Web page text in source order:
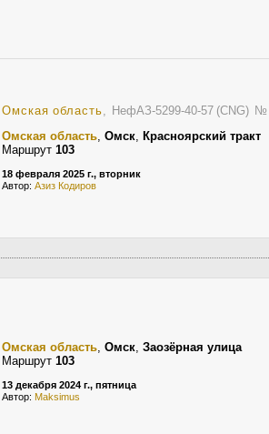
Омская область, НефАЗ-5299-40-57 (CNG) №
Омская область, Омск, Красноярский тракт
Маршрут 103
18 февраля 2025 г., вторник
Автор: Азиз Кодиров
Омская область, Омск, Заозёрная улица
Маршрут 103
13 декабря 2024 г., пятница
Автор: Maksimus